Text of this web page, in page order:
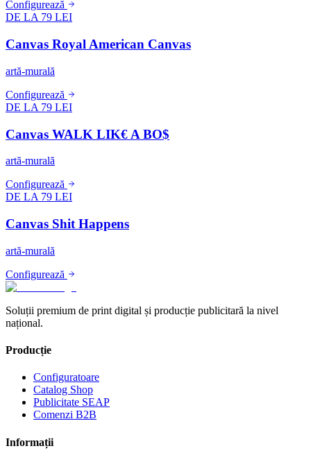
Configurează
DE LA 79 LEI
Canvas Royal American Canvas
artă-murală
Configurează
DE LA 79 LEI
Canvas WALK LIK€ A BO$
artă-murală
Configurează
DE LA 79 LEI
Canvas Shit Happens
artă-murală
Configurează
Soluții premium de print digital și producție publicitară la nivel
național.
Producție
Configuratoare
Catalog Shop
Publicitate SEAP
Comenzi B2B
Informații